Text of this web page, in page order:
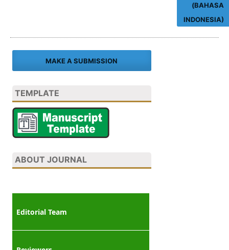
(BAHASA
INDONESIA)
MAKE A SUBMISSION
TEMPLATE
ABOUT JOURNAL
Editorial Team